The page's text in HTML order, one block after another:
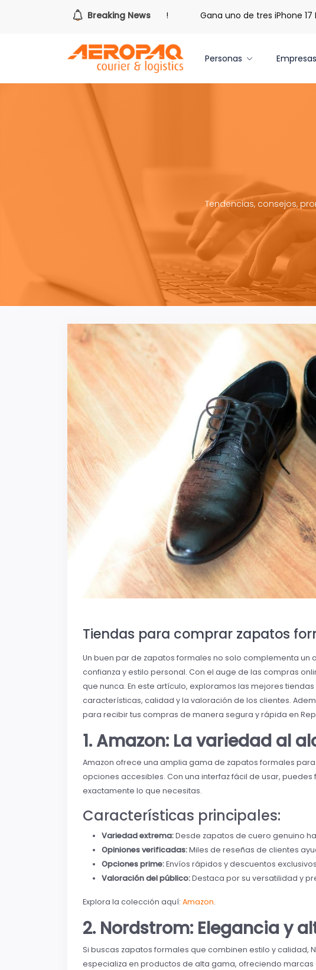
Breaking News
redimir tus libras de Cash PAQ! Gana uno de tres iPhone 17 Pro con
Personas Empresas
Tendencias, consejos,
Tiendas para comprar zapatos
Un buen par de zapatos formales no solo complementa
confianza y estilo personal. Con el auge de las compras
que nunca. En este artículo, exploramos las mejores
características, calidad y la valoración de los clientes.
para recibir tus compras de manera segura y rápida en
1. Amazon: La variedad al
Amazon ofrece una amplia gama de zapatos formales
opciones accesibles. Con una interfaz fácil de usar,
exactamente lo que necesitas.
Características principales:
Variedad extrema:Desde zapatos de cuero genuino
Opiniones verificadas:Miles de reseñas de clientes
Opciones prime:Envíos rápidos y descuentos
Valoración del público:Destaca por su versatilidad y
Explora la colección aquí: Amazon.
2. Nordstrom: Elegancia y
Si buscas zapatos formales que combinen estilo y calidad,
especializa en productos de alta gama, ofreciendo marcas